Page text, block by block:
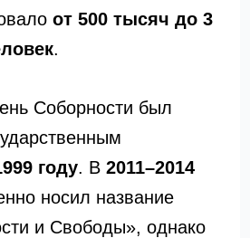
от 500 тысяч до 3
.
Соборности был
году. В 2011–2014
носил название
и Свободы», однако